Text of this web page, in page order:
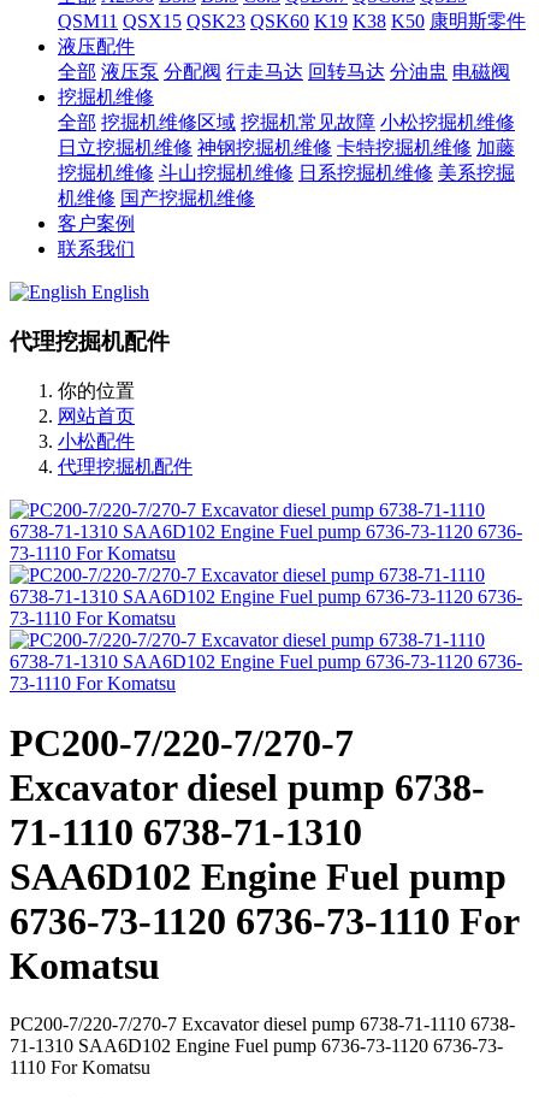
QSM11 QSX15 QSK23 QSK60 K19 K38 K50 康明斯零件
液压配件
全部 液压泵 分配阀 行走马达 回转马达 分油盅 电磁阀
挖掘机维修
全部 挖掘机维修区域 挖掘机常见故障 小松挖掘机维修
日立挖掘机维修 神钢挖掘机维修 卡特挖掘机维修 加藤
挖掘机维修 斗山挖掘机维修 日系挖掘机维修 美系挖掘
机维修 国产挖掘机维修
客户案例
联系我们
English
代理挖掘机配件
你的位置
网站首页
小松配件
代理挖掘机配件
PC200-7/220-7/270-7
Excavator diesel pump 6738-
71-1110 6738-71-1310
SAA6D102 Engine Fuel pump
6736-73-1120 6736-73-1110 For
Komatsu
PC200-7/220-7/270-7 Excavator diesel pump 6738-71-1110 6738-
71-1310 SAA6D102 Engine Fuel pump 6736-73-1120 6736-73-
1110 For Komatsu